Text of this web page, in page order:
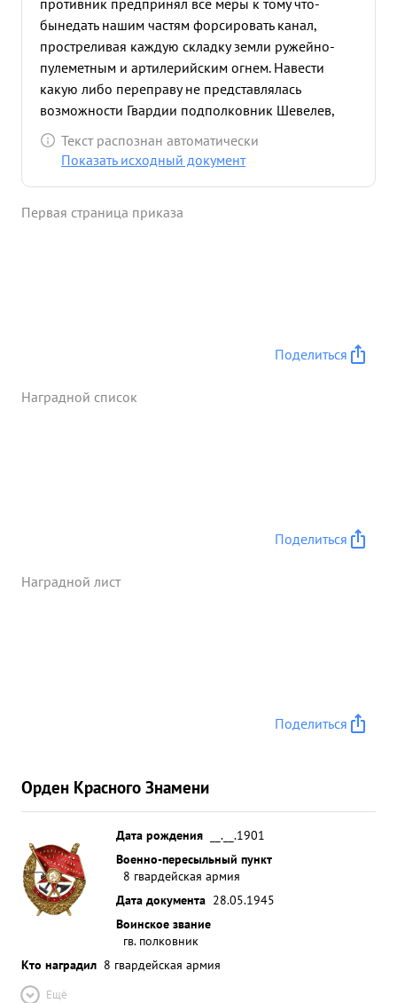
противник предпринял все меры к тому что-
бынедать нашим частям форсировать канал,
простреливая каждую складку земли ружейно-
пулеметным и артилерийским огнем. Навести
какую либо переправу не представлялась
возможности Гвардии подполковник Шевелев,
тщательно разведав огневые средства
противника, подтянул орудия на прямую наводку,
задымление канала на своем участке, используя
р-не Бандлер штрассе. Только за четыре дня боев
противника, подбил танка и захватил более 1200
Текст распознан автоматически
Показать исходный документ
Первая страница приказа
Поделиться
Наградной список
Поделиться
Наградной лист
Поделиться
Орден Красного Знамени
Дата рождения
__.__.1901
Военно-пересыльный пункт
8 гвардейская армия
Дата документа 28.05.1945
Воинское звание
гв. полковник
Кто наградил 8 гвардейская армия
Ещё